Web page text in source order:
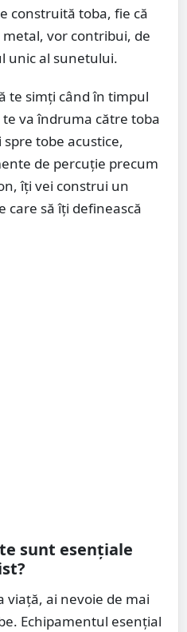
construită toba, fie că
vor contribui, de
unic al sunetului.
te simți când în timpul
va îndruma către toba
tobe acustice,
de percuție precum
îți vei construi un
care să îți definească
sunt esențiale
viață, ai nevoie de mai
Echipamentul esențial